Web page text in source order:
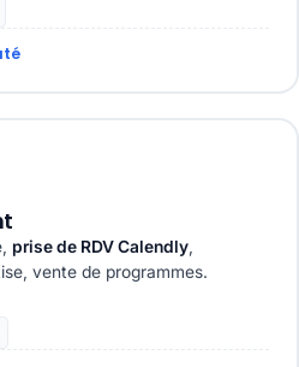
prise de RDV Calendly,
vente de programmes.